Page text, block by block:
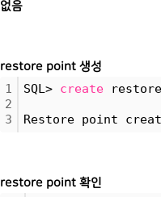
없음
restore point 생성
1
2
3
SQL> create restore
Restore point
restore point 확인